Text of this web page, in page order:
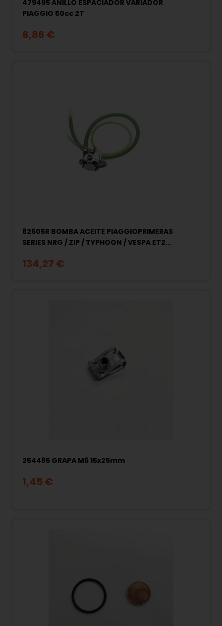
479495 ANILLO ESPACIADOR VARIADOR
PIAGGIO 50cc 2T
6,86 €
82605R BOMBA ACEITE PIAGGIOPRIMERAS
SERIES NRG / ZIP / TYPHOON / VESPA ET2...
134,27 €
254485 GRAPA M6 15x25mm
1,45 €